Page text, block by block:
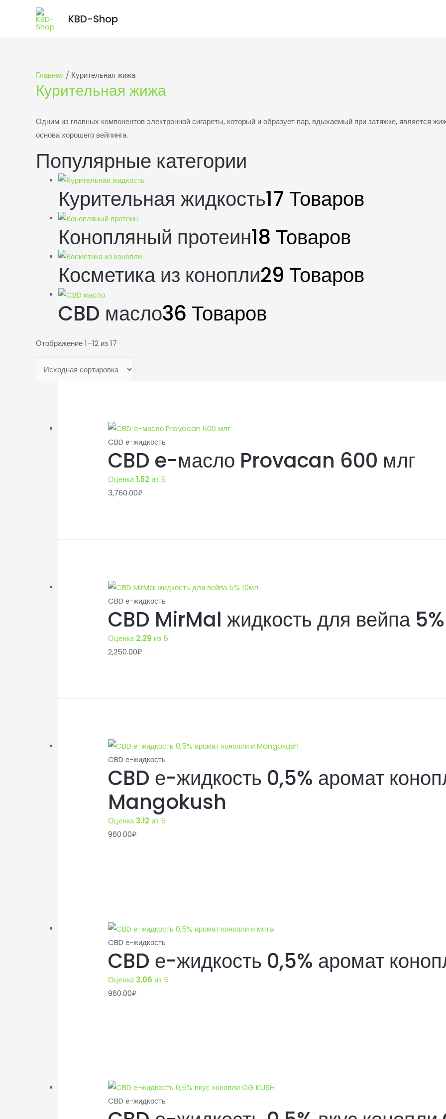
KBD-Shop
Главная / Курительная жижа
Курительная жижа
Одним из главных компонентов электронной сигареты, который и образует пар, вдыхаемый при затяжке, является
основа хорошего вейпинга.
Популярные категории
Курительная жидкость17 Товаров
Конопляный протеин18 Товаров
Косметика из конопли29 Товаров
CBD масло36 Товаров
Отображение 1–12 из 17
CBD е-жидкость
CBD e-масло Provacan 600 млг
Оценка1.52 из 5
3,760.00₽
CBD е-жидкость
CBD MirMal жидкость для вейпа
Оценка2.29 из 5
2,250.00₽
CBD е-жидкость
CBD е-жидкость 0,5% аромат
Mangokush
Оценка3.12 из 5
960.00₽
CBD е-жидкость
CBD е-жидкость 0,5% аромат
Оценка3.06 из 5
960.00₽
CBD е-жидкость